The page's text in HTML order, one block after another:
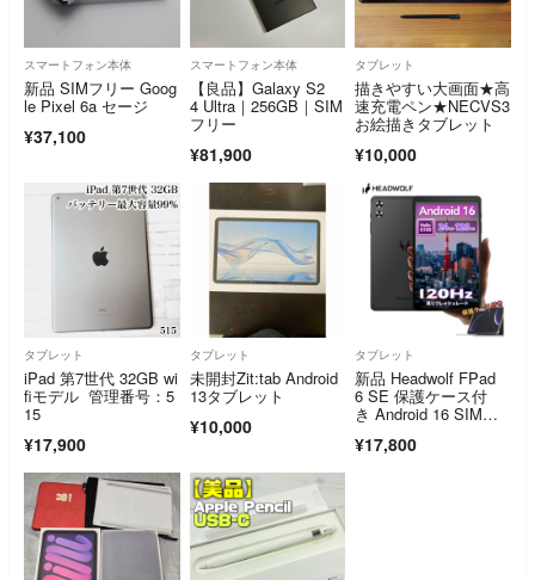
スマートフォン本体
新品 SIMフリー Goog
le Pixel 6a セージ
¥37,100
スマートフォン本体
【良品】Galaxy S2
4 Ultra｜256GB｜SIM
フリー
¥81,900
タブレット
描きやすい大画面★高
速充電ペン★NECVS3
お絵描きタブレット
¥10,000
タブレット
iPad 第7世代 32GB wi
fiモデル 管理番号：5
15
¥17,900
タブレット
未開封Zit:tab Android
13タブレット
¥10,000
タブレット
新品 Headwolf FPad
6 SE 保護ケース付
き Android 16 SIMフ
¥17,800